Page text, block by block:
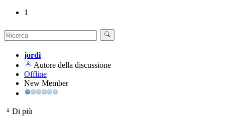
1
jordi
Autore della discussione
Offline
New Member
Di più